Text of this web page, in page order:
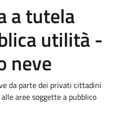
a tutela
utilità -
neve
da parte dei privati cittadini
aree soggette a pubblico